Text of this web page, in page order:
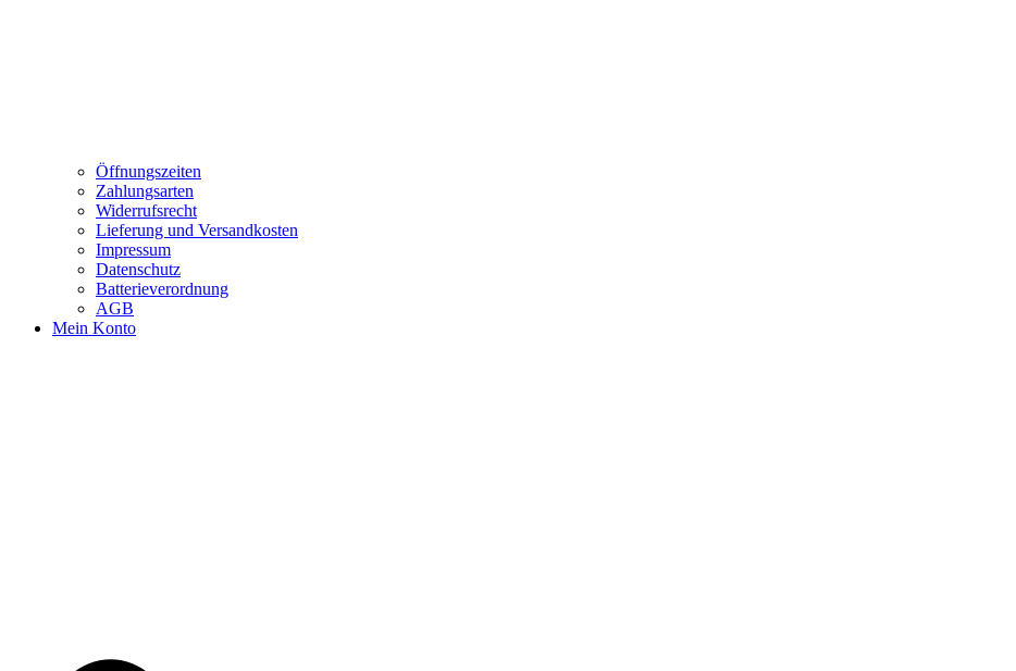
Öffnungszeiten
Zahlungsarten
Widerrufsrecht
Lieferung und Versandkosten
Impressum
Datenschutz
Batterieverordnung
AGB
Mein Konto